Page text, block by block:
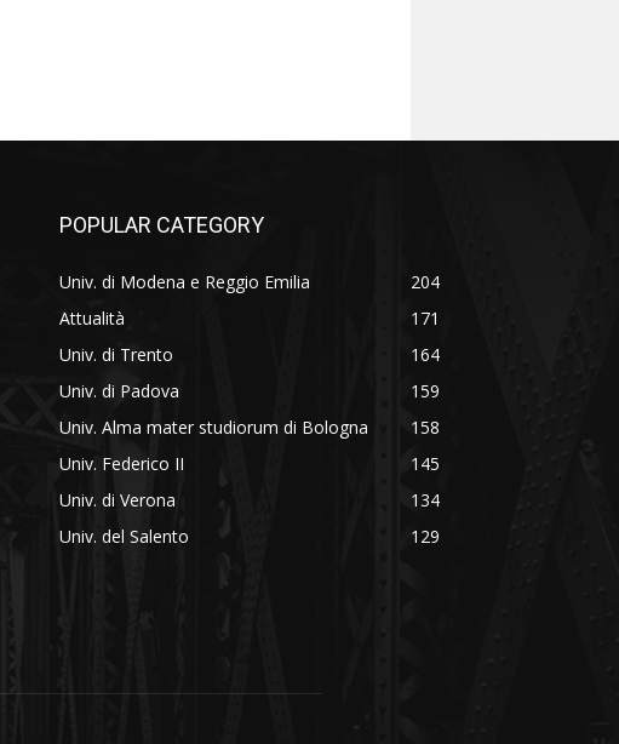
POPULAR CATEGORY
Univ. di Modena e Reggio Emilia
204
Attualità
171
Univ. di Trento
164
Univ. di Padova
159
Univ. Alma mater studiorum di Bologna
158
Univ. Federico II
145
Univ. di Verona
134
Univ. del Salento
129